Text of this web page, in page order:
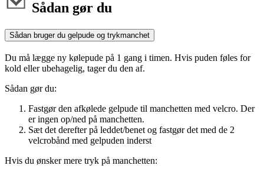
Sådan gør du
Sådan bruger du gelpude og trykmanchet
Du må lægge ny kølepude på 1 gang i timen. Hvis puden føles for
kold eller ubehagelig, tager du den af.
Sådan gør du:
Fastgør den afkølede gelpude til manchetten med velcro. Der
er ingen op/ned på manchetten.
Sæt det derefter på leddet/benet og fastgør det med de 2
velcrobånd med gelpuden inderst
Hvis du ønsker mere tryk på manchetten: